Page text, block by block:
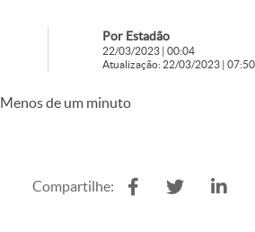
Por Estadão
22/03/2023 | 00:04
Atualização: 22/03/2023 | 07:50
Menos de um minuto
Compartilhe: